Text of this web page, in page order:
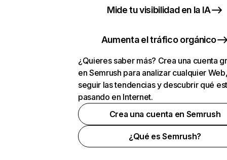
Mide tu visibilidad en la IA
Aumenta el tráfico orgánico
¿Quieres saber más? Crea una cuenta
en Semrush para analizar cualquier
seguir las tendencias y descubrir qué
pasando en Internet.
Crea una cuenta en Semrush
¿Qué es Semrush?